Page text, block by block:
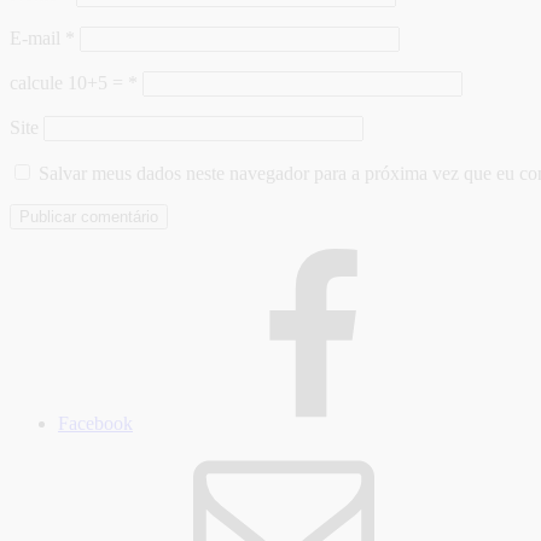
E-mail
calcule 10+5 =
Site
Salvar meus dados neste navegador para a próxima vez que eu
Facebook